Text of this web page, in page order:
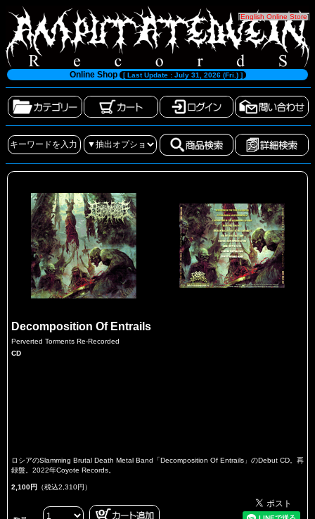
[English Online Store]
Online Shop [ Last Update : July 31, 2026 (Fri.) ]
Decomposition Of Entrails
Perverted Torments Re-Recorded
CD
ロシアのSlamming Brutal Death Metal Band「Decomposition Of Entrails」のDebut CD。再
録盤。2022年Coyote Records。
2,100円 （税込2,310円）